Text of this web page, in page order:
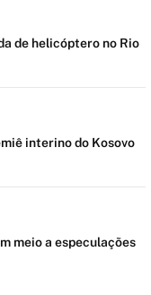
de helicóptero no Rio
interino do Kosovo
meio a especulações